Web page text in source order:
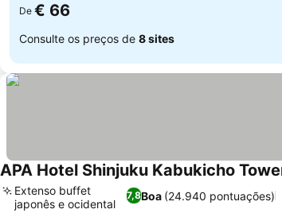
De € 66
Consulte os preços de 8 sites
APA Hotel Shinjuku Kabukicho
7,8Boa (24.940 pontuações)
Extenso buffet
japonês e ocidental